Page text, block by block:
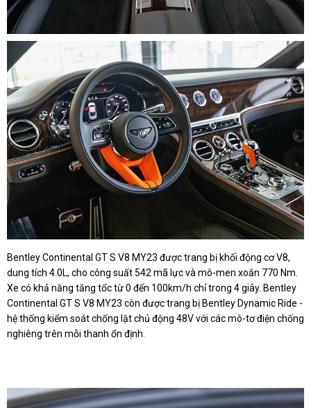
Bentley Continental GT S V8 MY23 được trang bị khối động cơ V8,
dung tích 4.0L, cho công suất 542 mã lực và mô-men xoắn 770 Nm.
Xe có khả năng tăng tốc từ 0 đến 100km/h chỉ trong 4 giây. Bentley
Continental GT S V8 MY23 còn được trang bị Bentley Dynamic Ride -
hệ thống kiểm soát chống lật chủ động 48V với các mô-tơ điện chống
nghiêng trên mỗi thanh ổn định.